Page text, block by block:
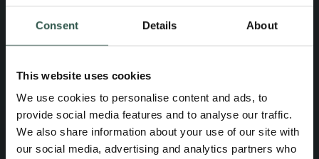
Consent Details About
This website uses cookies
We use cookies to personalise content and ads, to
provide social media features and to analyse our traffic.
We also share information about your use of our site with
our social media, advertising and analytics partners who